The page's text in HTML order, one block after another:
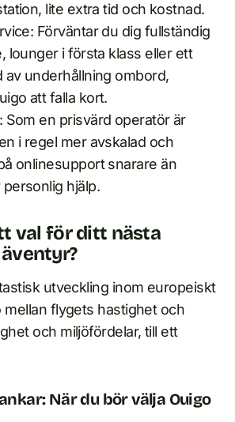
lite extra tid och kostnad.
Förväntar du dig fullständig
lounger i första klass eller ett
av underhållning ombord,
att falla kort.
Som en prisvärd operatör är
i regel mer avskalad och
onlinesupport snarare än
hjälp.
val för ditt nästa
utveckling inom europeiskt
mellan flygets hastighet och
och miljöfördelar, till ett
När du bör välja Ouigo